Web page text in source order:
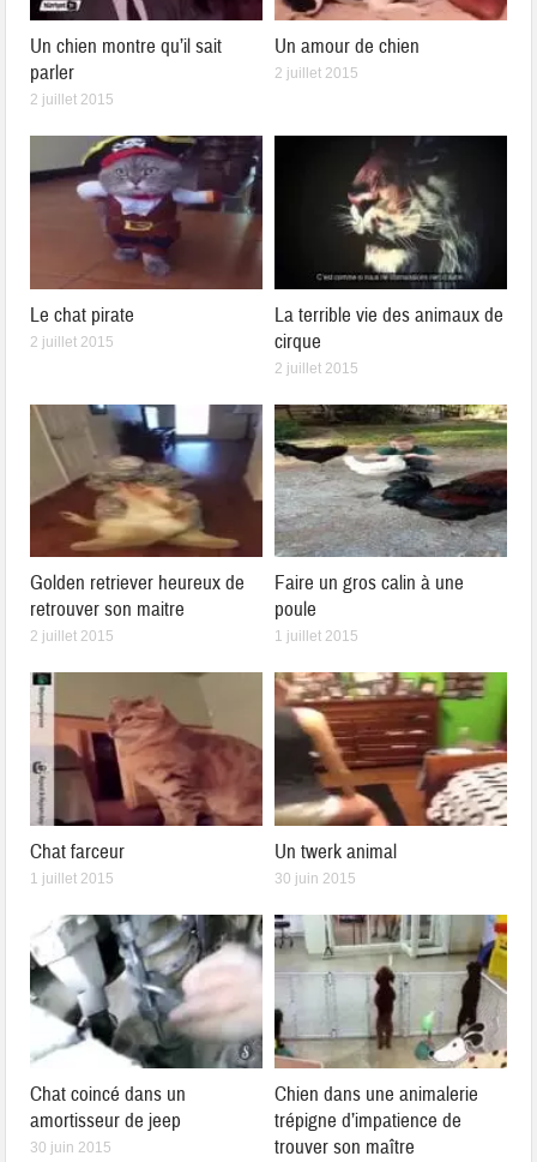
Un chien montre qu’il sait
parler
2 juillet 2015
Un amour de chien
2 juillet 2015
Le chat pirate
2 juillet 2015
La terrible vie des animaux de
cirque
2 juillet 2015
Golden retriever heureux de
retrouver son maitre
2 juillet 2015
Faire un gros calin à une
poule
1 juillet 2015
Chat farceur
1 juillet 2015
Un twerk animal
30 juin 2015
Chat coincé dans un
amortisseur de jeep
30 juin 2015
Chien dans une animalerie
trépigne d’impatience de
trouver son maître